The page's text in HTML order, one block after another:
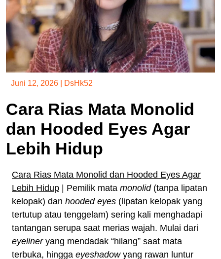
Juni 12, 2026 DsHk52
Cara Rias Mata Monolid
dan Hooded Eyes Agar
Lebih Hidup
Cara Rias Mata Monolid dan Hooded Eyes Agar
Lebih Hidup | Pemilik mata monolid(tanpa lipatan
kelopak) dan hooded eyes (lipatan kelopak yang
tertutup atau tenggelam) sering kali menghadapi
tantangan serupa saat merias wajah. Mulai dari
eyelineryang mendadak “hilang” saat mata
terbuka, hingga eyeshadowyang rawan luntur